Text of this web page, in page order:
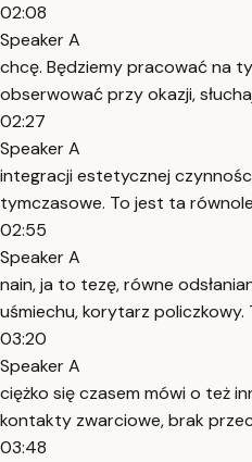
02:08
Speaker A
chcę. Będziemy pracować na
obserwować przy okazji,
02:27
Speaker A
integracji estetycznej
tymczasowe. To jest ta
02:55
Speaker A
nain, ja to tezę, równe
uśmiechu, korytarz
03:20
Speaker A
ciężko się czasem mówi o też
kontakty zwarciowe, brak
03:48